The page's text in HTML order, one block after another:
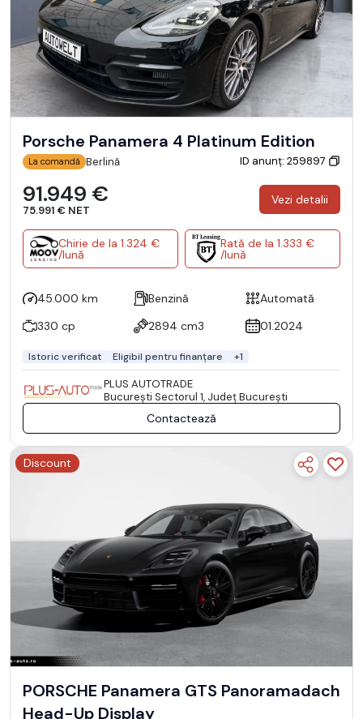
Porsche Panamera 4 Platinum Edition
La comandă Berlină ID anunț: 259897
91.949 €
75.991 € NET
Vezi detalii
Chirie de la 1.324 €
/lună
Rată de la 1.333 €
/lună
45.000 km Benzină
Automată
330 cp
2894 cm3 01.2024
Istoric verificat Eligibil pentru finanțare +1
PLUS AUTOTRADE
Bucureşti Sectorul 1, Județ București
Contactează
Discount
PORSCHE Panamera GTS Panoramadach
Head-Up Display